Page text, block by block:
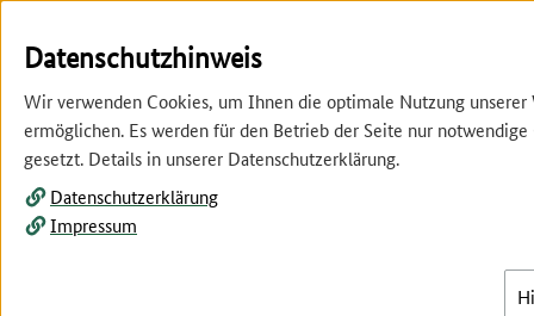
Springe
Hauptnavigation
Springe
InhaltDatenschutzhinweis
Wir verwenden Cookies, um Ihnen die optimale Nutzung unserer
ermöglichen. Es werden für den Betrieb der Seite nur notwendige
gesetzt. Details in unserer Datenschutzerklärung.
Datenschutzerklärung
Impressum